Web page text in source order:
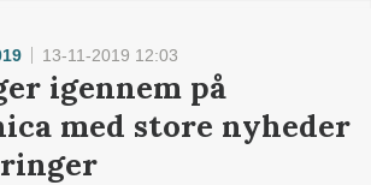
13-11-2019 12:03
igennem på
med store nyheder